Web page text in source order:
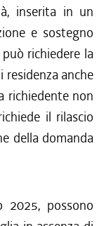
inserita in un
e sostegno
richiedere la
anche
richiedente non
il rilascio
della domanda
2025, possono